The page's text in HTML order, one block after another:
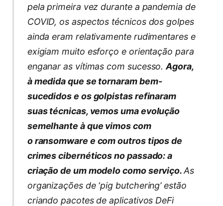
pela primeira vez durante a pandemia de
COVID, os aspectos técnicos dos golpes
ainda eram relativamente rudimentares e
exigiam muito esforço e orientação para
enganar as vítimas com sucesso.Agora,
à medida que se tornaram bem-
sucedidos e os golpistas refinaram
suas técnicas, vemos uma evolução
semelhante à que vimos com
o ransomware e com outros tipos de
crimes cibernéticos no passado: a
criação de um modelo como serviço.As
organizações de ‘pig butchering’ estão
criando pacotes de aplicativos DeFi